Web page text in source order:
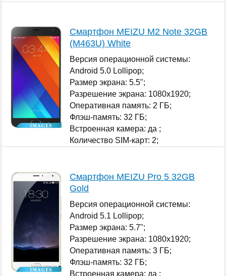
Смартфон MEIZU M2 Note 32GB
(M463U) White
Версия операционной системы:
Android 5.0 Lollipop;
Размер экрана: 5.5";
Разрешение экрана: 1080x1920;
Оперативная память: 2 ГБ;
Флэш-память: 32 ГБ;
Встроенная камера: да ;
Количество SIM-карт: 2;
Смартфон MEIZU Pro 5 32GB
Gold
Версия операционной системы:
Android 5.1 Lollipop;
Размер экрана: 5.7";
Разрешение экрана: 1080x1920;
Оперативная память: 3 ГБ;
Флэш-память: 32 ГБ;
Встроенная камера: да ;